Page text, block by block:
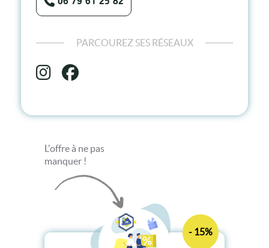
PARCOUREZ SES RÉSEAUX
L'offre à ne pas
manquer !
- 15%